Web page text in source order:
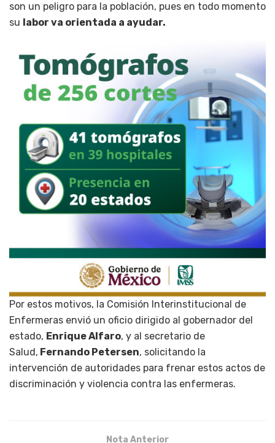
son un peligro para la población, pues en todo momento
su labor va orientada a ayudar.
Por estos motivos, la Comisión Interinstitucional de
Enfermeras envió un oficio dirigido al gobernador del
estado, Enrique Alfaro, y al secretario de
Salud, Fernando Petersen, solicitando la
intervención de autoridades para frenar estos actos de
discriminación y violencia contra las enfermeras.
Nota Anterior